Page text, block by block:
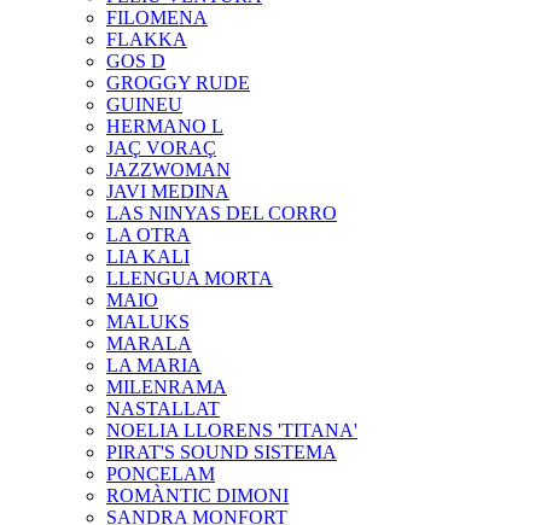
FILOMENA
FLAKKA
GOS D
GROGGY RUDE
GUINEU
HERMANO L
JAÇ VORAÇ
JAZZWOMAN
JAVI MEDINA
LAS NINYAS DEL CORRO
LA OTRA
LIA KALI
LLENGUA MORTA
MAIO
MALUKS
MARALA
LA MARIA
MILENRAMA
NASTALLAT
NOELIA LLORENS 'TITANA'
PIRAT'S SOUND SISTEMA
PONCELAM
ROMÀNTIC DIMONI
SANDRA MONFORT